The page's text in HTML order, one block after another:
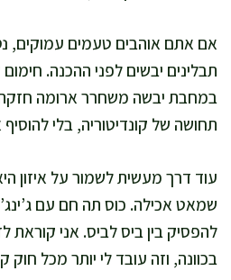
אם אתם אוהבים טעמים עמוקים,
תבלינים יבשים לפני ההכנה.
במחבת יבשה משחרר ארומה חזקה.
תחושה של קונדיטוריה, בלי
עוד דרך מעשית לשמור על איזון
שמאט אכילה. כוס תה חם עם
להפסיק בין ביס לביס. אני קוראת
בכוונה, וזה עובד לי יותר מכל חוק